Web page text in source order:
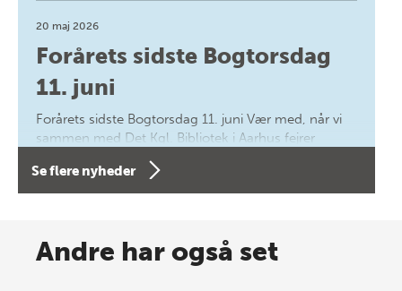
20 maj 2026
Forårets sidste Bogtorsdag
11. juni
Forårets sidste Bogtorsdag 11. juni Vær med, når vi
sammen med Det Kgl. Bibliotek i Aarhus fejrer
forfatterne bag vores nyes…
Spar op til 70% til sommer-
Se flere nyheder
Andre har også set